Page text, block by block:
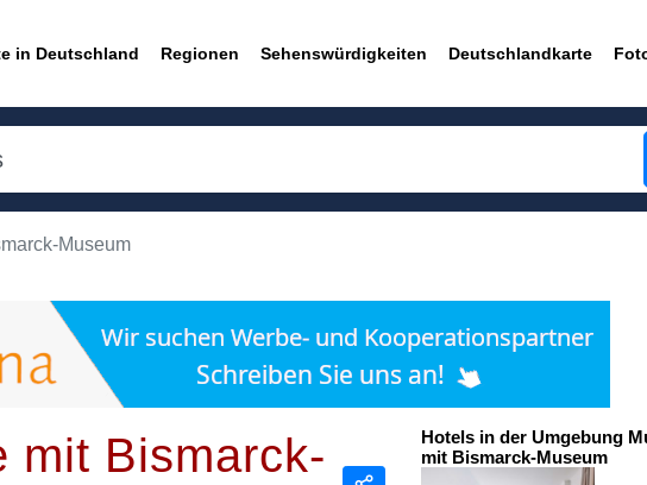
in Deutschland Regionen Sehenswürdigkeiten Deutschlandkarte
Museum
mit Bismarck-
Hotels in der Umgebung
mit Bismarck-Museum